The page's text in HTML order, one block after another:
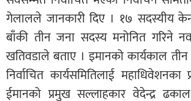
गेलालले जानकारी दिए । १७ सदस्यीय
बाँकी तीन जना सदस्य मनोनित गरिने नव
खतिवडाले बताए । इमानको कार्यकाल
निर्वाचित कार्यसमितिलाई
ईमानको प्रमुख सल्लाहकार वेदेन्द्र